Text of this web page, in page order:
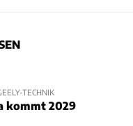
TECHNIK
kommt 2029